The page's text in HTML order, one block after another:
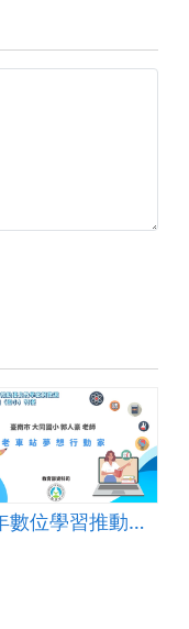
物
學
110年數位學習推動優良教案-PBL組(國小)-特優-臺南市大同國小-郭人豪老師